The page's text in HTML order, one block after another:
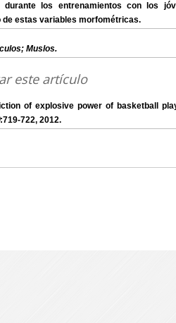
los entrenamientos con los
de estas variables morfométricas.
Muslos.
este artículo
of explosive power of basketball
:719-722, 2012.